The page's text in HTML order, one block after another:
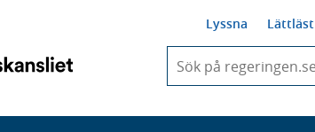
Lyssna Lättläst
du
skriva